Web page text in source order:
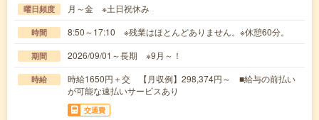
曜日頻度 月～金 ※土日祝休み
時間 8:50～17:10 ※残業はほとんどありません。※休憩60分。
期間 2026/09/01～長期 ※9月～！
時給
時給1650円＋交 【月収例】298,374円～ ■給与の前払い
が可能な速払いサービスあり
交通費